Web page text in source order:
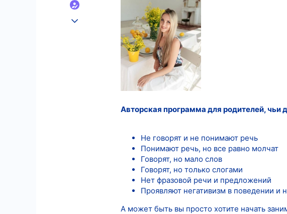
Авторская программа для родителей, чьи
Не говорят и не понимают речь
Понимают речь, но все равно молчат
Говорят, но мало слов
Говорят, но только слогами
Нет фразовой речи и предложений
Проявляют негативизм в поведении и
А может быть вы просто хотите начать